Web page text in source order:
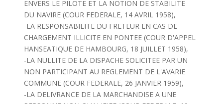
ENVERS LE PILOTE ET LA NOTION DE STABILITE
DU NAVIRE (COUR FEDERALE, 14 AVRIL 1958),
-LA RESPONSABILITE DU FRETEUR EN CAS DE
CHARGEMENT ILLICITE EN PONTEE (COUR D'APPEL
HANSEATIQUE DE HAMBOURG, 18 JUILLET 1958),
-LA NULLITE DE LA DISPACHE SOLICITEE PAR UN
NON PARTICIPANT AU REGLEMENT DE L'AVARIE
COMMUNE (COUR FEDERALE, 26 JANVIER 1959),
-LA DELIVRANCE DE LA MARCHANDISE A UNE